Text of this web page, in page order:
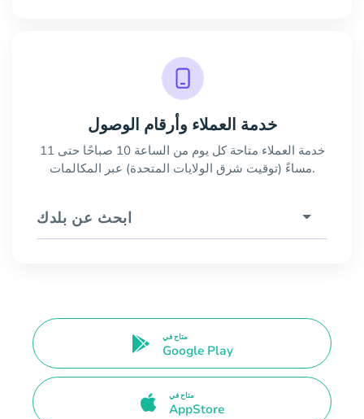
خدمة العملاء وأرقام الوصول
خدمة العملاء متاحة كل يوم من الساعة 10 صباحًا حتى 11
مساءً (توقيت شرق الولايات المتحدة) عبر المكالمات.
ابحث عن بلدك
متاح في
Google Play
متاح في
AppStore